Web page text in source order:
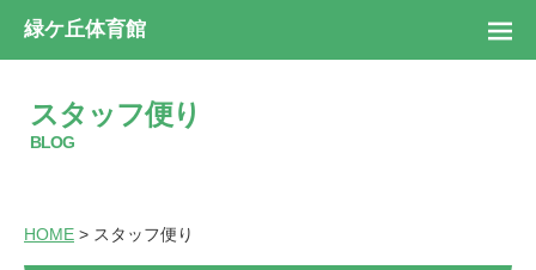
緑ケ丘体育館
スタッフ便り
BLOG
HOME > スタッフ便り